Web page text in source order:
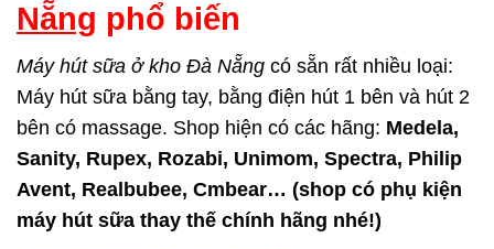
Nẵng phổ biến
Máy hút sữa ở kho Đà Nẵng có sẵn rất nhiều loại:
Máy hút sữa bằng tay, bằng điện hút 1 bên và hút 2
bên có massage. Shop hiện có các hãng: Medela,
Sanity, Rupex, Rozabi, Unimom, Spectra, Philip
Avent, Realbubee, Cmbear… (shop có phụ kiện
máy hút sữa thay thế chính hãng nhé!)